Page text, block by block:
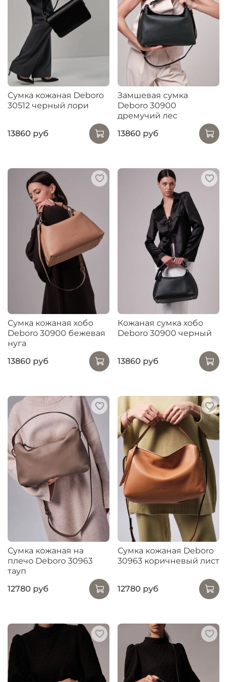
Сумка кожаная Deboro
30512 черный лори
13860 руб
Замшевая сумка
Deboro 30900
дремучий лес
13860 руб
Сумка кожаная хобо
Deboro 30900 бежевая
нуга
13860 руб
Кожаная сумка хобо
Deboro 30900 черный
13860 руб
Сумка кожаная на
плечо Deboro 30963
тауп
12780 руб
Сумка кожаная Deboro
30963 коричневый лист
12780 руб